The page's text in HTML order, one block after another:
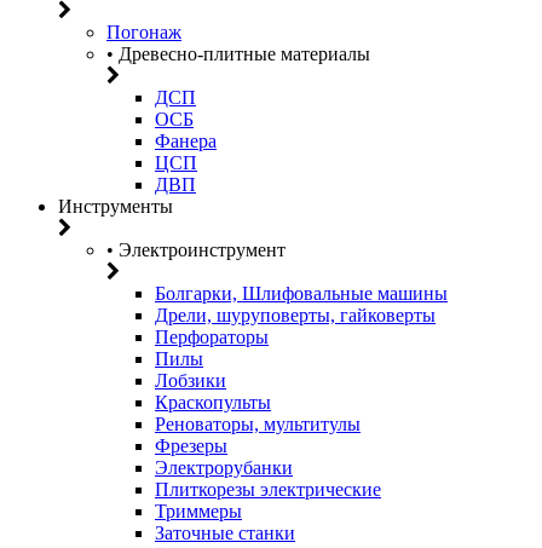
Погонаж
• Древесно-плитные материалы
ДСП
ОСБ
Фанера
ЦСП
ДВП
Инструменты
• Электроинструмент
Болгарки, Шлифовальные машины
Дрели, шуруповерты, гайковерты
Перфораторы
Пилы
Лобзики
Краскопульты
Реноваторы, мультитулы
Фрезеры
Электрорубанки
Плиткорезы электрические
Триммеры
Заточные станки